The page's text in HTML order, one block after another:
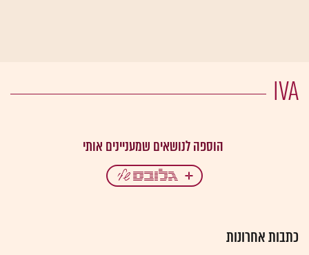
IVA
כתבות אחרונות